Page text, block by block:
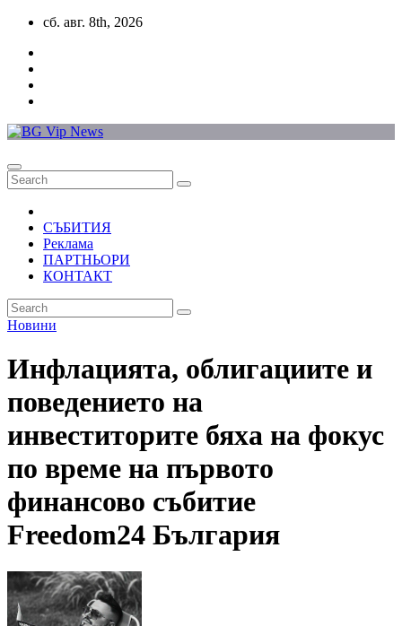
Skip
content
сб. авг. 8th, 2026
СЪБИТИЯ
Реклама
ПАРТНЬОРИ
КОНТАКТ
Новини
Инфлацията, облигациите и
поведението на
инвеститорите бяха на фокус
по време на първото
финансово събитие
Freedom24 България